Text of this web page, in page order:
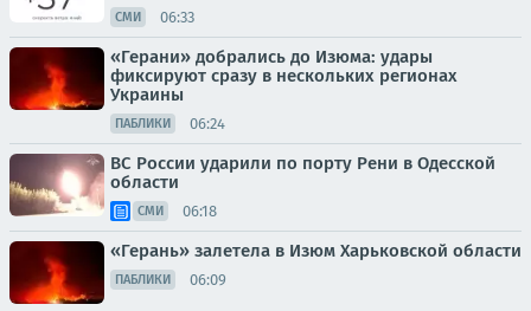
СМИ 06:33
«Герани» добрались до Изюма: удары
фиксируют сразу в нескольких регионах
Украины
ПАБЛИКИ 06:24
ВС России ударили по порту Рени в Одесской
области
СМИ 06:18
«Герань» залетела в Изюм Харьковской области
ПАБЛИКИ 06:09